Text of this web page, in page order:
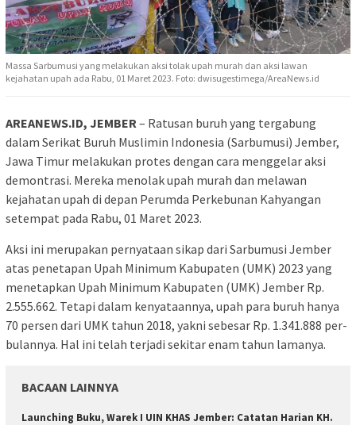
Massa Sarbumusi yang melakukan aksi tolak upah murah dan aksi lawan
kejahatan upah ada Rabu, 01 Maret 2023. Foto: dwisugestimega/AreaNews.id
AREANEWS.ID, JEMBER – Ratusan buruh yang tergabung
dalam Serikat Buruh Muslimin Indonesia (Sarbumusi) Jember,
Jawa Timur melakukan protes dengan cara menggelar aksi
demontrasi. Mereka menolak upah murah dan melawan
kejahatan upah di depan Perumda Perkebunan Kahyangan
setempat pada Rabu, 01 Maret 2023.
Aksi ini merupakan pernyataan sikap dari Sarbumusi Jember
atas penetapan Upah Minimum Kabupaten (UMK) 2023 yang
menetapkan Upah Minimum Kabupaten (UMK) Jember Rp.
2.555.662. Tetapi dalam kenyataannya, upah para buruh hanya
70 persen dari UMK tahun 2018, yakni sebesar Rp. 1.341.888 per-
bulannya. Hal ini telah terjadi sekitar enam tahun lamanya.
BACAAN LAINNYA
Launching Buku, Warek I UIN KHAS Jember: Catatan Harian KH.